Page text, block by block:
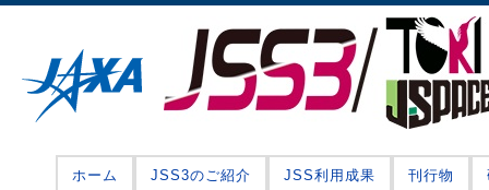
ホーム JSS3のご紹介 JSS利用成果 刊行物